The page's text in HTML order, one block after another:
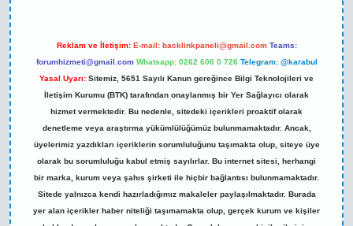
Reklam ve İletişim: E-mail: backlinkpaneli@gmail.com Teams:
forumhizmeti@gmail.com Whatsapp: 0262 606 0 726 Telegram: @karabul
Yasal Uyarı: Sitemiz, 5651 Sayılı Kanun gereğince Bilgi Teknolojileri ve
İletişim Kurumu (BTK) tarafından onaylanmış bir Yer Sağlayıcı olarak
hizmet vermektedir. Bu nedenle, sitedeki içerikleri proaktif olarak
denetleme veya araştırma yükümlülüğümüz bulunmamaktadır. Ancak,
üyelerimiz yazdıkları içeriklerin sorumluluğunu taşımakta olup, siteye üye
olarak bu sorumluluğu kabul etmiş sayılırlar. Bu internet sitesi, herhangi
bir marka, kurum veya şahıs şirketi ile hiçbir bağlantısı bulunmamaktadır.
Sitede yalnızca kendi hazırladığımız makaleler paylaşılmaktadır. Burada
yer alan içerikler haber niteliği taşımamakta olup, gerçek kurum ve kişiler